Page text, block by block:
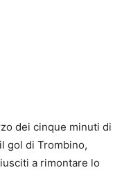
dei cinque minuti di
gol di Trombino,
a rimontare lo